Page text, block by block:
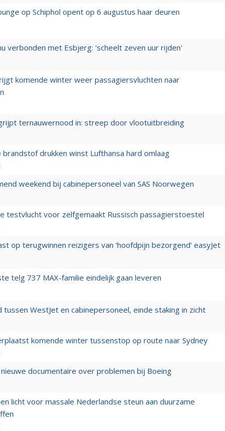
op Schiphol opent op 6 augustus haar deuren
verbonden met Esbjerg: 'scheelt zeven uur rijden'
komende winter weer passagiersvluchten naar
ternauwernood in: streep door vlootuitbreiding
brandstof drukken winst Lufthansa hard omlaag
weekend bij cabinepersoneel van SAS Noorwegen
testvlucht voor zelfgemaakt Russisch passagierstoestel
op terugwinnen reizigers van ‘hoofdpijn bezorgend’ easyJet
telg 737 MAX-familie eindelijk gaan leveren
tussen WestJet en cabinepersoneel, einde staking in zicht
komende winter tussenstop op route naar Sydney
documentaire over problemen bij Boeing
licht voor massale Nederlandse steun aan duurzame